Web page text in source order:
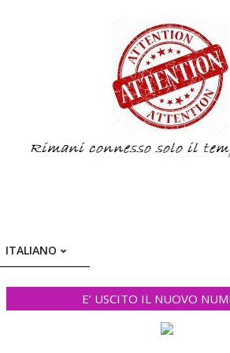
ITALIANO
E’ USCITO IL NUOVO